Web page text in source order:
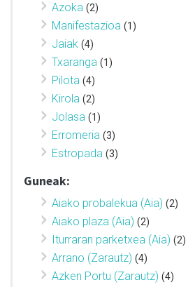
Azoka (2)
Manifestazioa (1)
Jaiak (4)
Txaranga (1)
Pilota (4)
Kirola (2)
Jolasa (1)
Erromeria (3)
Estropada (3)
Guneak:
Aiako probalekua (Aia) (2)
Aiako plaza (Aia) (2)
Iturraran parketxea (Aia) (2)
Arrano (Zarautz) (4)
Azken Portu (Zarautz) (4)